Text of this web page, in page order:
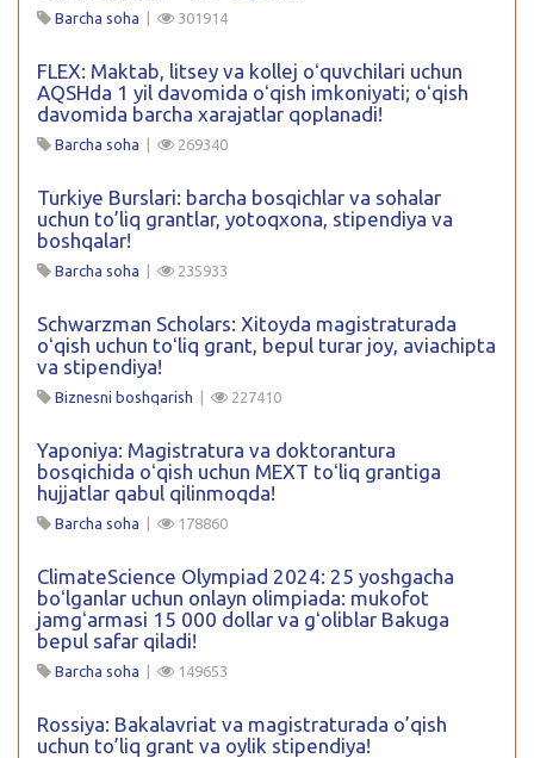
Barcha soha | 301914
FLEX: Maktab, litsey va kollej oʻquvchilari uchun
AQSHda 1 yil davomida oʻqish imkoniyati; oʻqish
davomida barcha xarajatlar qoplanadi!
Barcha soha | 269340
Turkiye Burslari: barcha bosqichlar va sohalar
uchun to’liq grantlar, yotoqxona, stipendiya va
boshqalar!
Barcha soha | 235933
Schwarzman Scholars: Xitoyda magistraturada
oʻqish uchun toʻliq grant, bepul turar joy, aviachipta
va stipendiya!
Biznesni boshqarish | 227410
Yaponiya: Magistratura va doktorantura
bosqichida oʻqish uchun MEXT toʻliq grantiga
hujjatlar qabul qilinmoqda!
Barcha soha | 178860
ClimateScience Olympiad 2024: 25 yoshgacha
boʻlganlar uchun onlayn olimpiada: mukofot
jamgʻarmasi 15 000 dollar va gʻoliblar Bakuga
bepul safar qiladi!
Barcha soha | 149653
Rossiya: Bakalavriat va magistraturada o’qish
uchun to’liq grant va oylik stipendiya!